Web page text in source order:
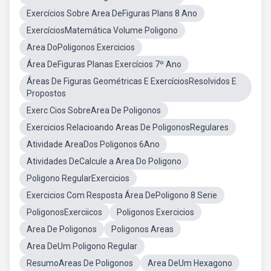
Exercícios Sobre Area DeFiguras Plans 8 Ano
ExercíciosMatemática Volume Poligono
Area DoPoligonos Exercicios
Área DeFiguras Planas Exercícios 7º Ano
Áreas De Figuras Geométricas E ExercíciosResolvidos E
Propostos
Exerc Cios SobreArea De Poligonos
Exercicios Relacioando Areas De PoligonosRegulares
Atividade AreaDos Poligonos 6Ano
Atividades DeCalcule a Area Do Poligono
Poligono RegularExercicios
Exercicios Com Resposta Área DePoligono 8 Serie
PoligonosExerciicos
Poligonos Exercicios
Area De Poligonos
Poligonos Areas
Area DeUm Poligono Regular
ResumoAreas De Poligonos
Area DeUm Hexagono